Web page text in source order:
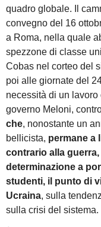
quadro globale. Il
convegno del 16
a Roma, nella quale
spezzone di classe
Cobas nel corteo del
poi alle giornate del
necessità di un lavoro
governo Meloni,
che, nonostante un
bellicista, permane a
contrario alla
determinazione a
studenti, il punto di
Ucraina, sulla
sulla crisi del sistema.